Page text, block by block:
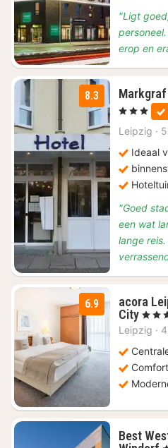
"Ligt
erop en
8.3
, 3 Sterren
Leipzig ·
Ideaal
"Goed
een wat
lange
6.9
acora
City1
nacht
vanaf
€
47,25
, 3
Leipzig ·
Best